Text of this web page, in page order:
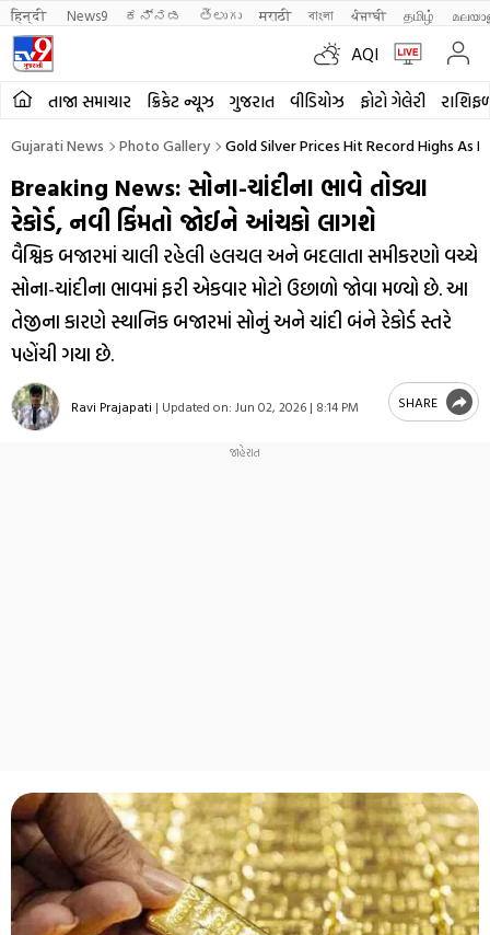
हिन्दी News9 ಕನ್ನಡ తెలుగు मराठी বাংলা ਪੰਜਾਬੀ தமிழ்
AQI
તાજા સમાચાર ક્રિકેટ ન્યૂઝ ગુજરાત વીડિયોઝ ફોટો ગેલેરી
Gujarati News Photo Gallery Gold Silver Prices Hit Record Highs As
Breaking News: સોના-ચાંદીના ભાવે તોડ્યા
રેકોર્ડ, નવી કિંમતો જોઈને આંચકો લાગશે
વૈશ્વિક બજારમાં ચાલી રહેલી હલચલ અને બદલાતા સમીકરણો વચ્ચે
સોના-ચાંદીના ભાવમાં ફરી એકવાર મોટો ઉછાળો જોવા મળ્યો છે. આ
તેજીના કારણે સ્થાનિક બજારમાં સોનું અને ચાંદી બંને રેકોર્ડ સ્તરે
પહોંચી ગયા છે.
Ravi Prajapati | Updated on: Jun 02, 2026 | 8:14 PM SHARE